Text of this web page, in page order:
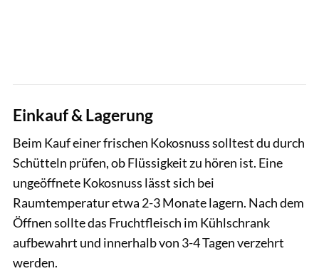
Einkauf & Lagerung
Beim Kauf einer frischen Kokosnuss solltest du durch
Schütteln prüfen, ob Flüssigkeit zu hören ist. Eine
ungeöffnete Kokosnuss lässt sich bei
Raumtemperatur etwa 2-3 Monate lagern. Nach dem
Öffnen sollte das Fruchtfleisch im Kühlschrank
aufbewahrt und innerhalb von 3-4 Tagen verzehrt
werden.